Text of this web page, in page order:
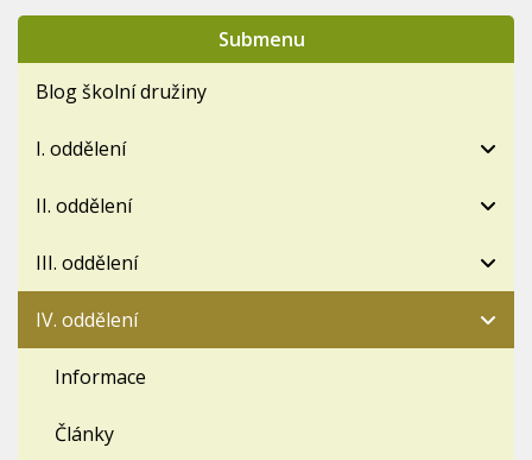
Submenu
Blog školní družiny
I. oddělení
II. oddělení
III. oddělení
IV. oddělení
Informace
Články